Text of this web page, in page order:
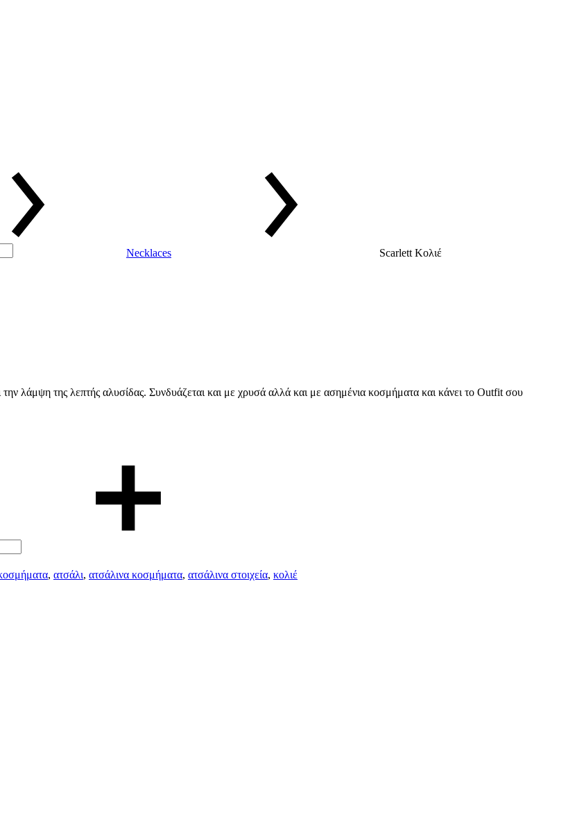
Necklaces Scarlett Κολιέ
λάμψη της λεπτής αλυσίδας. Συνδυάζεται και με χρυσά αλλά και με ασημένια κοσμήματα και κάνει το Outfit σου
, ατσάλι, ατσάλινα κοσμήματα, ατσάλινα στοιχεία, κολιέ